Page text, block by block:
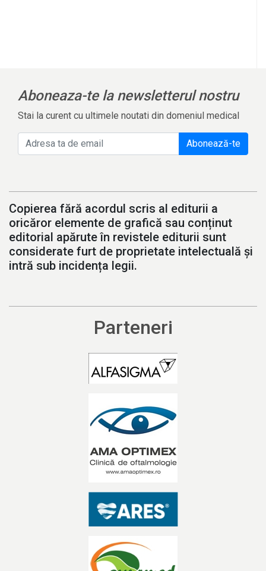
Aboneaza-te la newsletterul nostru
Stai la curent cu ultimele noutati din domeniul medical
Abonează-te
Copierea fără acordul scris al editurii a
oricăror elemente de grafică sau conținut
editorial apărute în revistele editurii sunt
considerate furt de proprietate intelectuală și
intră sub incidența legii.
Parteneri